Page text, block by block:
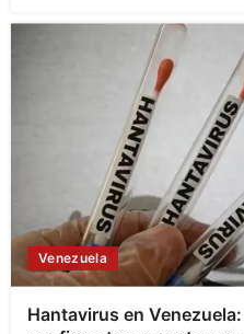
Venezuela
Hantavirus en